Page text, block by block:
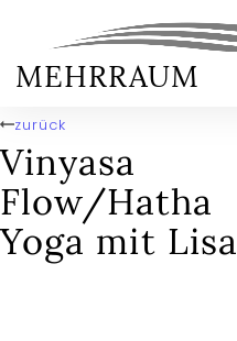
MEHRRAUM
zurück
Vinyasa
Flow/Hatha
Yoga mit Lisa